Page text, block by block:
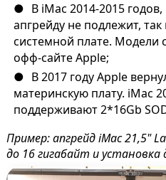
В iMac 2014-2015
апгрейду не подлежит,
системной плате. Модели
офф-сайте Apple;
В 2017 году Apple
материнскую плату. iMac
поддерживают 2*16Gb
Пример: апгрейд iMac 21,5"
до 16 гигабайт и установка